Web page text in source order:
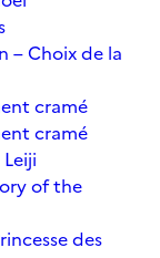
– Choix de la
cramé
cramé
of the
des